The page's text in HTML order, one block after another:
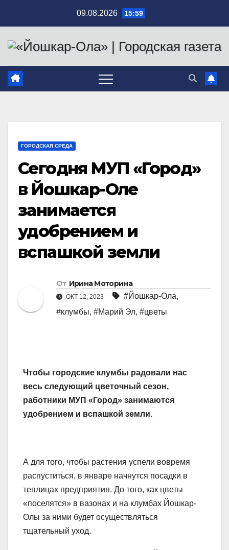
содержимому
09.08.2026 15:59
ГОРОДСКАЯ СРЕДА
Сегодня МУП «Город»
в Йошкар-Оле
занимается
удобрением и
вспашкой земли
От Ирина Моторина
ОКТ 12, 2023 #Йошкар-Ола,
#клумбы, #Марий Эл, #цветы
Чтобы городские клумбы радовали нас
весь следующий цветочный сезон,
работники МУП «Город» занимаются
удобрением и вспашкой земли.
А для того, чтобы растения успели вовремя
распуститься, в январе начнутся посадки в
теплицах предприятия. До того, как цветы
«поселятся» в вазонах и на клумбах Йошкар-
Олы за ними будет осуществляться
тщательный уход.